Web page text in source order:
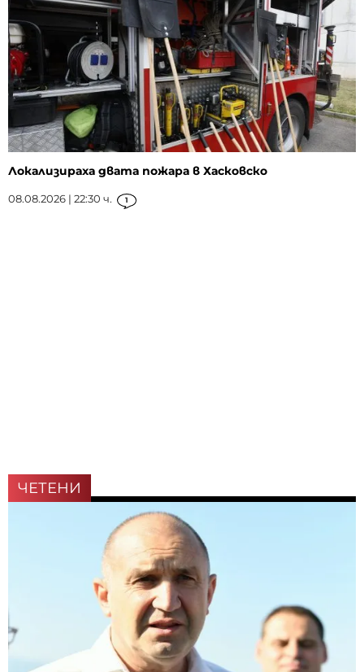
Локализираха двата пожара в Хасковско
08.08.2026 | 22:30 ч. 1
ЧЕТЕНИ